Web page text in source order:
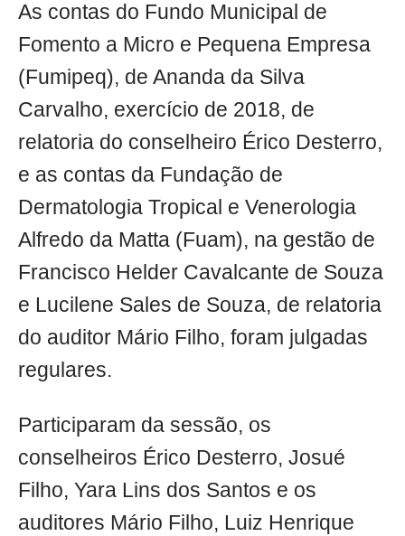
As contas do Fundo Municipal de
Fomento a Micro e Pequena Empresa
(Fumipeq), de Ananda da Silva
Carvalho, exercício de 2018, de
relatoria do conselheiro Érico Desterro,
e as contas da Fundação de
Dermatologia Tropical e Venerologia
Alfredo da Matta (Fuam), na gestão de
Francisco Helder Cavalcante de Souza
e Lucilene Sales de Souza, de relatoria
do auditor Mário Filho, foram julgadas
regulares.
Participaram da sessão, os
conselheiros Érico Desterro, Josué
Filho, Yara Lins dos Santos e os
auditores Mário Filho, Luiz Henrique